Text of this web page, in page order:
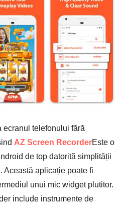
ecranul telefonului fără
AZ Screen RecorderEste o
de top datorită simplității
Această aplicație poate fi
unui mic widget plutitor.
include instrumente de